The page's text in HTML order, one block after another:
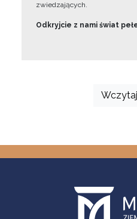
zwiedzających.
Odkryjcie z nami świat